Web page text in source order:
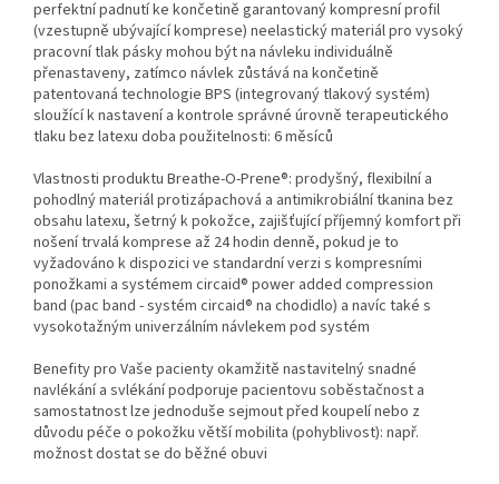
perfektní padnutí ke končetině garantovaný kompresní profil
(vzestupně ubývající komprese) neelastický materiál pro vysoký
pracovní tlak pásky mohou být na návleku individuálně
přenastaveny, zatímco návlek zůstává na končetině
patentovaná technologie BPS (integrovaný tlakový systém)
sloužící k nastavení a kontrole správné úrovně terapeutického
tlaku bez latexu doba použitelnosti: 6 měsíců
Vlastnosti produktu Breathe-O-Prene®: prodyšný, flexibilní a
pohodlný materiál protizápachová a antimikrobiální tkanina bez
obsahu latexu, šetrný k pokožce, zajišťující příjemný komfort při
nošení trvalá komprese až 24 hodin denně, pokud je to
vyžadováno k dispozici ve standardní verzi s kompresními
ponožkami a systémem circaid® power added compression
band (pac band - systém circaid® na chodidlo) a navíc také s
vysokotažným univerzálním návlekem pod systém
Benefity pro Vaše pacienty okamžitě nastavitelný snadné
navlékání a svlékání podporuje pacientovu soběstačnost a
samostatnost lze jednoduše sejmout před koupelí nebo z
důvodu péče o pokožku větší mobilita (pohyblivost): např.
možnost dostat se do běžné obuvi